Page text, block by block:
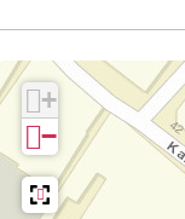
l
k
e
l
+
−